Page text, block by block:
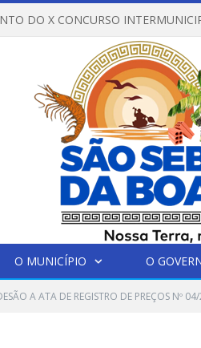
O MUNICÍPIO O
A ATA DE REGISTRO DE PREÇOS Nº